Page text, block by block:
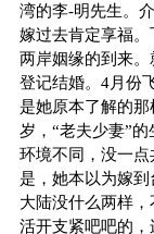
湾的李-明先生。
嫁过去肯定享福
两岸姻缘的到来
登记结婚。4月份
是她原本了解的
岁，“老夫少妻”
环境不同，没一
是，她本以为嫁
大陆没什么两样
活开支紧吧吧的